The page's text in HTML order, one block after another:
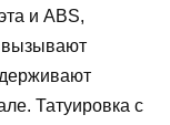
и ABS,
вызывают
Татуировка с